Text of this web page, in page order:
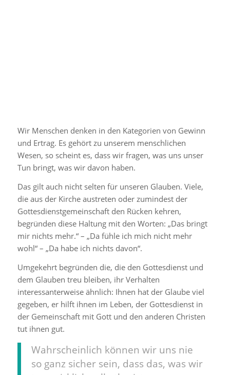
Wir Menschen denken in den Kategorien von Gewinn
und Ertrag. Es gehört zu unserem menschlichen
Wesen, so scheint es, dass wir fragen, was uns unser
Tun bringt, was wir davon haben.
Das gilt auch nicht selten für unseren Glauben. Viele,
die aus der Kirche austreten oder zumindest der
Gottesdienstgemeinschaft den Rücken kehren,
begründen diese Haltung mit den Worten: „Das bringt
mir nichts mehr.“ – „Da fühle ich mich nicht mehr
wohl“ – „Da habe ich nichts davon“.
Umgekehrt begründen die, die den Gottesdienst und
dem Glauben treu bleiben, ihr Verhalten
interessanterweise ähnlich: Ihnen hat der Glaube viel
gegeben, er hilft ihnen im Leben, der Gottesdienst in
der Gemeinschaft mit Gott und den anderen Christen
tut ihnen gut.
Wahrscheinlich können wir uns nie
so ganz sicher sein, dass das, was wir